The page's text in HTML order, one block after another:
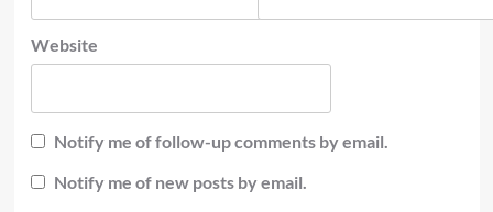
Website
Notify me of follow-up comments by email.
Notify me of new posts by email.